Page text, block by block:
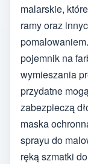
malarskie,
ramy oraz
pojemnik na
wymieszania
przydatne
zabezpieczą
maska
sprayu do
ręką szmatki